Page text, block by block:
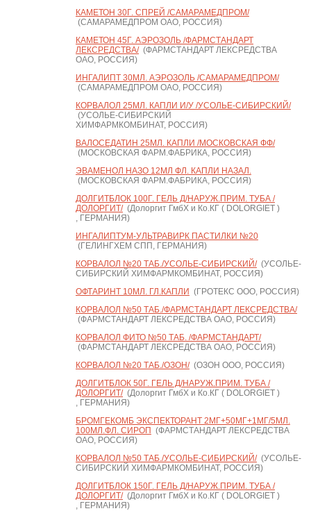
КАМЕТОН 30Г. СПРЕЙ /САМАРАМЕДПРОМ/
(САМАРАМЕДПРОМ ОАО, РОССИЯ)
КАМЕТОН 45Г. АЭРОЗОЛЬ /ФАРМСТАНДАРТ
ЛЕКСРЕДСТВА/(ФАРМСТАНДАРТ ЛЕКСРЕДСТВА
ОАО, РОССИЯ)
ИНГАЛИПТ 30МЛ. АЭРОЗОЛЬ /САМАРАМЕДПРОМ/
(САМАРАМЕДПРОМ ОАО, РОССИЯ)
КОРВАЛОЛ 25МЛ. КАПЛИ И/У /УСОЛЬЕ-СИБИРСКИЙ/
(УСОЛЬЕ-СИБИРСКИЙ
ХИМФАРМКОМБИНАТ, РОССИЯ)
ВАЛОСЕДАТИН 25МЛ. КАПЛИ /МОСКОВСКАЯ ФФ/
(МОСКОВСКАЯ ФАРМ.ФАБРИКА, РОССИЯ)
ЭВАМЕНОЛ НАЗО 12МЛ ФЛ. КАПЛИ НАЗАЛ.
(МОСКОВСКАЯ ФАРМ.ФАБРИКА, РОССИЯ)
ДОЛГИТБЛОК 100Г. ГЕЛЬ Д/НАРУЖ.ПРИМ. ТУБА /
ДОЛОРГИТ/(Долоргит ГмбХ и Ко.КГ ( DOLORGIET )
, ГЕРМАНИЯ)
ИНГАЛИПТУМ-УЛЬТРАВИРК ПАСТИЛКИ №20
(ГЕЛИНГХЕМ СПП, ГЕРМАНИЯ)
КОРВАЛОЛ №20 ТАБ./УСОЛЬЕ-СИБИРСКИЙ/(УСОЛЬЕ-
СИБИРСКИЙ ХИМФАРМКОМБИНАТ, РОССИЯ)
ОФТАРИНТ 10МЛ. ГЛ.КАПЛИ (ГРОТЕКС ООО, РОССИЯ)
КОРВАЛОЛ №50 ТАБ./ФАРМСТАНДАРТ ЛЕКСРЕДСТВА/
(ФАРМСТАНДАРТ ЛЕКСРЕДСТВА ОАО, РОССИЯ)
КОРВАЛОЛ ФИТО №50 ТАБ. /ФАРМСТАНДАРТ/
(ФАРМСТАНДАРТ ЛЕКСРЕДСТВА ОАО, РОССИЯ)
КОРВАЛОЛ №20 ТАБ./ОЗОН/(ОЗОН ООО, РОССИЯ)
ДОЛГИТБЛОК 50Г. ГЕЛЬ Д/НАРУЖ.ПРИМ. ТУБА /
ДОЛОРГИТ/(Долоргит ГмбХ и Ко.КГ ( DOLORGIET )
, ГЕРМАНИЯ)
БРОМГЕКОМБ ЭКСПЕКТОРАНТ 2МГ+50МГ+1МГ/5МЛ.
100МЛ.ФЛ. СИРОП (ФАРМСТАНДАРТ ЛЕКСРЕДСТВА
ОАО, РОССИЯ)
КОРВАЛОЛ №50 ТАБ./УСОЛЬЕ-СИБИРСКИЙ/(УСОЛЬЕ-
СИБИРСКИЙ ХИМФАРМКОМБИНАТ, РОССИЯ)
ДОЛГИТБЛОК 150Г. ГЕЛЬ Д/НАРУЖ.ПРИМ. ТУБА /
ДОЛОРГИТ/(Долоргит ГмбХ и Ко.КГ ( DOLORGIET )
, ГЕРМАНИЯ)